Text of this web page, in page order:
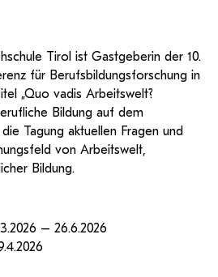
Tirol ist Gastgeberin der 10.
für Berufsbildungsforschung in
„Quo vadis Arbeitswelt?
Bildung auf dem
Tagung aktuellen Fragen und
von Arbeitswelt,
Bildung.
– 26.6.2026
Mitarbeiter:innen nicht über
sondern über den oben
Campus